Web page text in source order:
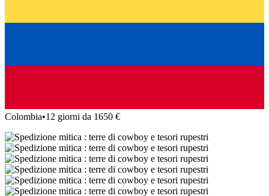
Colombia•12 giorni da 1650 €